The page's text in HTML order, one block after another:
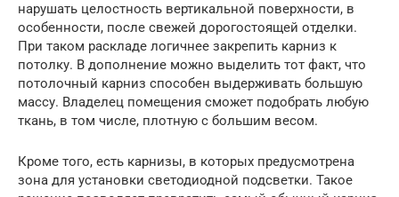
нарушать целостность вертикальной поверхности, в
особенности, после свежей дорогостоящей отделки.
При таком раскладе логичнее закрепить карниз к
потолку. В дополнение можно выделить тот факт, что
потолочный карниз способен выдерживать большую
массу. Владелец помещения сможет подобрать любую
ткань, в том числе, плотную с большим весом.
Кроме того, есть карнизы, в которых предусмотрена
зона для установки светодиодной подсветки. Такое